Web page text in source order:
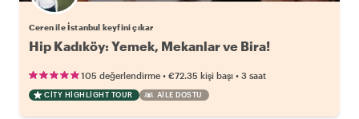
Ceren ile İstanbul keyfini çıkar
Hip Kadıköy: Yemek, Mekanlar ve Bira!
105 değerlendirme • €72.35 kişi başı • 3 saat
CITY HIGHLIGHT TOUR AILE DOSTU